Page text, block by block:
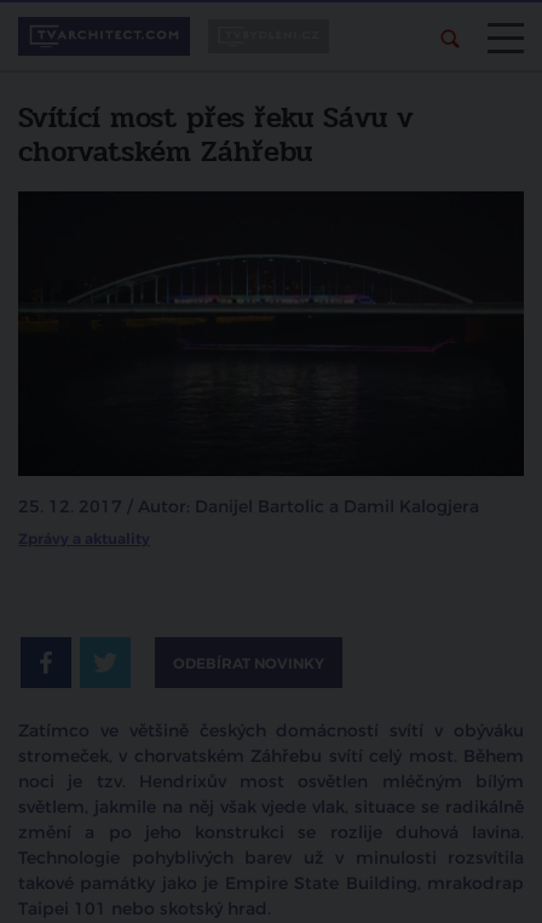
Svítící most přes řeku Sávu v
chorvatském Záhřebu
25. 12. 2017 / Autor: Danijel Bartolic a Damil Kalogjera
Zprávy a aktuality
ODEBÍRAT NOVINKY
Zatímco ve většině českých domácností svítí v obýváku
stromeček, v chorvatském Záhřebu svítí celý most. Během
noci je tzv. Hendrixův most osvětlen mléčným bílým
světlem, jakmile na něj však vjede vlak, situace se radikálně
změní a po jeho konstrukci se rozlije duhová lavina.
Technologie pohyblivých barev už v minulosti rozsvítila
takové památky jako je Empire State Building, mrakodrap
Taipei 101 nebo skotský hrad.